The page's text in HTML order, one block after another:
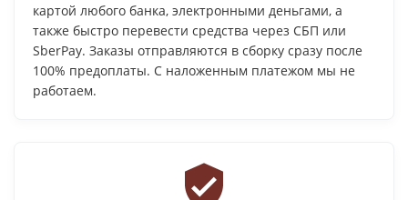
картой любого банка, электронными деньгами, а
также быстро перевести средства через СБП или
SberPay. Заказы отправляются в сборку сразу после
100% предоплаты. С наложенным платежом мы не
работаем.